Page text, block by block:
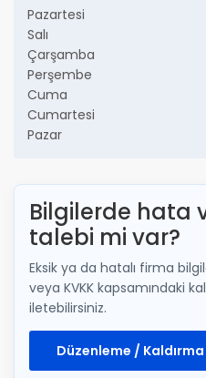
Pazartesi
Salı
Çarşamba
Perşembe
Cuma
Cumartesi
Pazar
Bilgilerde hata
talebi mi var?
Eksik ya da hatalı firma
veya KVKK kapsamındaki
iletebilirsiniz.
Düzenleme /